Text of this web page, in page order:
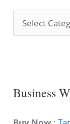
o
C
t
Business